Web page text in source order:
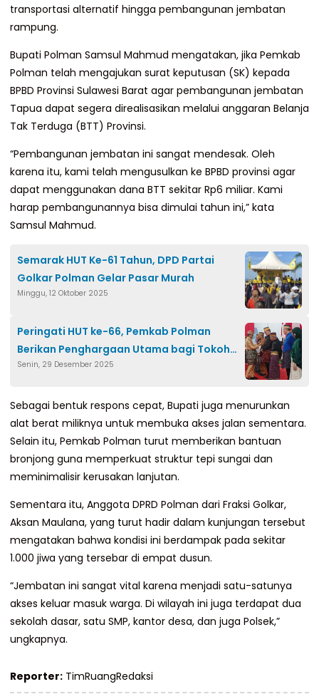
transportasi alternatif hingga pembangunan jembatan
rampung.
Bupati Polman Samsul Mahmud mengatakan, jika Pemkab
Polman telah mengajukan surat keputusan (SK) kepada
BPBD Provinsi Sulawesi Barat agar pembangunan jembatan
Tapua dapat segera direalisasikan melalui anggaran Belanja
Tak Terduga (BTT) Provinsi.
“Pembangunan jembatan ini sangat mendesak. Oleh
karena itu, kami telah mengusulkan ke BPBD provinsi agar
dapat menggunakan dana BTT sekitar Rp6 miliar. Kami
harap pembangunannya bisa dimulai tahun ini,” kata
Samsul Mahmud.
Semarak HUT Ke-61 Tahun, DPD Partai
Golkar Polman Gelar Pasar Murah
Minggu, 12 Oktober 2025
Peringati HUT ke-66, Pemkab Polman
Berikan Penghargaan Utama bagi Tokoh
dan Mantan Bupati
Senin, 29 Desember 2025
Sebagai bentuk respons cepat, Bupati juga menurunkan
alat berat miliknya untuk membuka akses jalan sementara.
Selain itu, Pemkab Polman turut memberikan bantuan
bronjong guna memperkuat struktur tepi sungai dan
meminimalisir kerusakan lanjutan.
Sementara itu, Anggota DPRD Polman dari Fraksi Golkar,
Aksan Maulana, yang turut hadir dalam kunjungan tersebut
mengatakan bahwa kondisi ini berdampak pada sekitar
1.000 jiwa yang tersebar di empat dusun.
“Jembatan ini sangat vital karena menjadi satu-satunya
akses keluar masuk warga. Di wilayah ini juga terdapat dua
sekolah dasar, satu SMP, kantor desa, dan juga Polsek,”
ungkapnya.
Reporter: TimRuangRedaksi